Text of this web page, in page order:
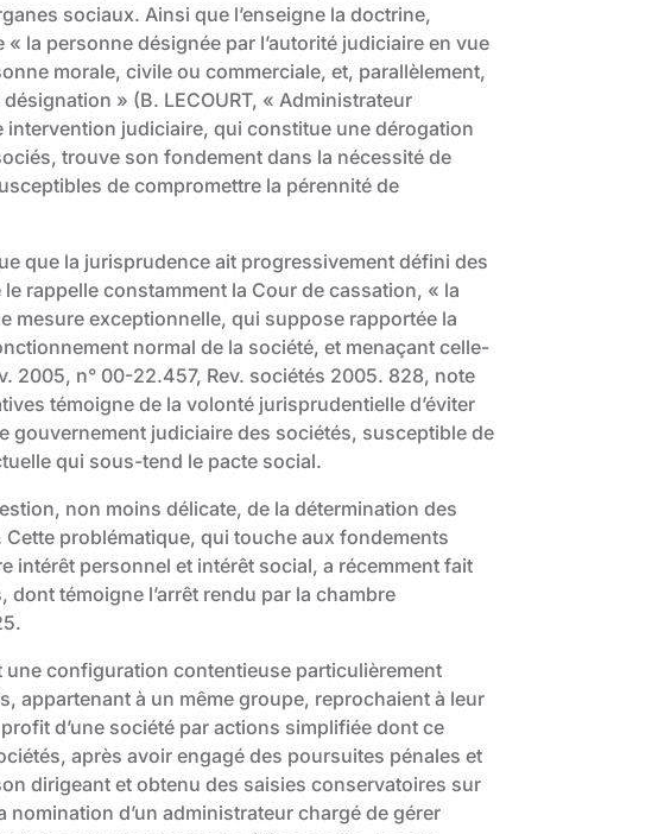
sociaux. Ainsi que l’enseigne la doctrine,
la personne désignée par l’autorité judiciaire en vue
morale, civile ou commerciale, et, parallèlement,
» (B. LECOURT, « Administrateur
intervention judiciaire, qui constitue une dérogation
trouve son fondement dans la nécessité de
de compromettre la pérennité de
que la jurisprudence ait progressivement défini des
rappelle constamment la Cour de cassation, « la
mesure exceptionnelle, qui suppose rapportée la
normal de la société, et menaçant celle-
2005, n° 00-22.457, Rev. sociétés 2005. 828, note
témoigne de la volonté jurisprudentielle d’éviter
gouvernement judiciaire des sociétés, susceptible de
qui sous-tend le pacte social.
non moins délicate, de la détermination des
problématique, qui touche aux fondements
intérêt personnel et intérêt social, a récemment fait
témoigne l’arrêt rendu par la chambre
une configuration contentieuse particulièrement
appartenant à un même groupe, reprochaient à leur
d’une société par actions simplifiée dont ce
après avoir engagé des poursuites pénales et
dirigeant et obtenu des saisies conservatoires sur
d’un administrateur chargé de gérer